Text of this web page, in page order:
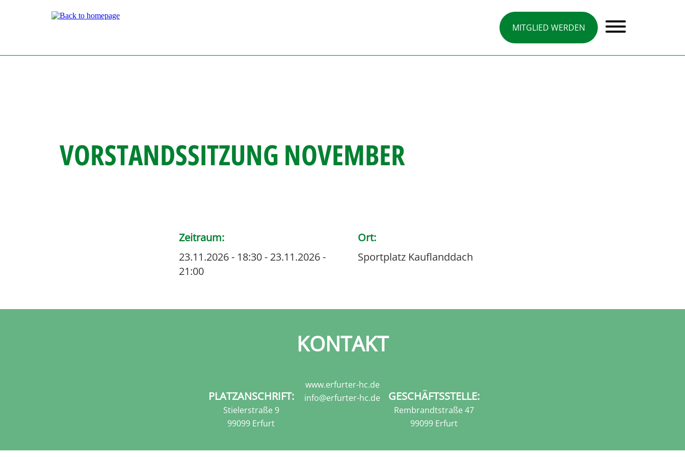
MITGLIED WERDEN
VORSTANDSSITZUNG NOVEMBER
Zeitraum
23.11.2026 - 18:30- 23.11.2026 -
21:00
Ort
Sportplatz Kauflanddach
PLATZANSCHRIFT:
Stielerstraße 9
99099 Erfurt
KONTAKT
www.erfurter-hc.de
info@erfurter-hc.de
GESCHÄFTSSTELLE:
Rembrandtstraße 47
99099 Erfurt